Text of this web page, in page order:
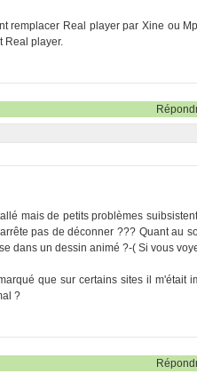
remplacer Real player par Xine ou
Real player.
mais de petits problèmes
pas de déconner ??? Quant au
dans un dessin animé ?-( Si vous
que sur certains sites il m'était
?